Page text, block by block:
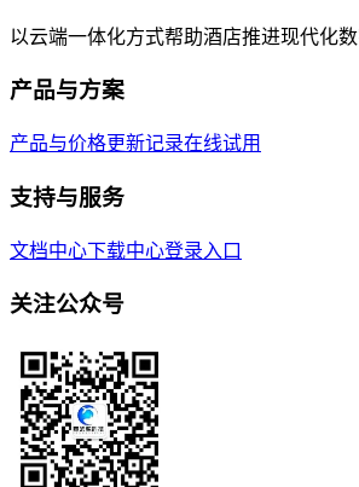
以云端一体化方式帮助酒店推进现代化
产品与方案
产品与价格更新记录在线试用
支持与服务
文档中心下载中心登录入口
关注公众号